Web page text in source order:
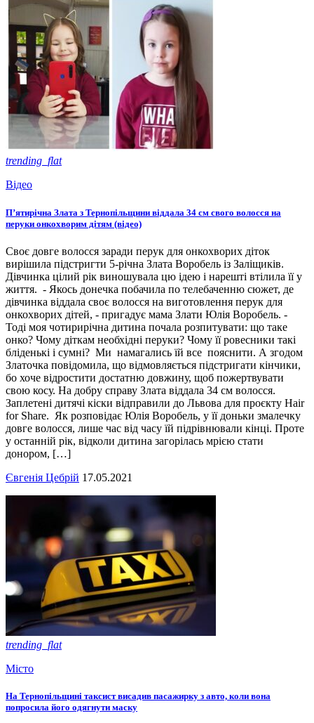
trending_flat
Відео
П’ятирічна Злата з Тернопільщини віддала 34 см свого волосся на
перуки онкохворим дітям (відео)
Своє довге волосся заради перук для онкохворих діток
вирішила підстригти 5-річна Злата Воробель із Заліщиків.
Дівчинка цілий рік виношувала цю ідею і нарешті втілила її у
життя. - Якось донечка побачила по телебаченню сюжет, де
дівчинка віддала своє волосся на виготовлення перук для
онкохворих дітей, - пригадує мама Злати Юлія Воробель. -
Тоді моя чотирирічна дитина почала розпитувати: що таке
онко? Чому діткам необхідні перуки? Чому її ровесники такі
бліденькі і сумні? Ми намагались їй все пояснити. А згодом
Златочка повідомила, що відмовляється підстригати кінчики,
бо хоче відростити достатню довжину, щоб пожертвувати
свою косу. На добру справу Злата віддала 34 см волосся.
Заплетені дитячі кіски відправили до Львова для проєкту Hair
for Share. Як розповідає Юлія Воробель, у її доньки змалечку
довге волосся, лише час від часу їй підрівнювали кінці. Проте
у останній рік, відколи дитина загорілась мрією стати
донором, […]
Євгенія Цебрій 17.05.2021
trending_flat
Місто
На Тернопільщині таксист висадив пасажирку з авто, коли вона
попросила його одягнути маску